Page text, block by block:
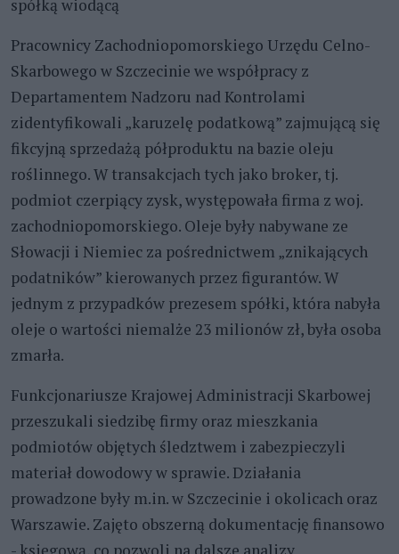
spółką wiodącą
Pracownicy Zachodniopomorskiego Urzędu Celno-
Skarbowego w Szczecinie we współpracy z
Departamentem Nadzoru nad Kontrolami
zidentyfikowali „karuzelę podatkową” zajmującą się
fikcyjną sprzedażą półproduktu na bazie oleju
roślinnego. W transakcjach tych jako broker, tj.
podmiot czerpiący zysk, występowała firma z woj.
zachodniopomorskiego. Oleje były nabywane ze
Słowacji i Niemiec za pośrednictwem „znikających
podatników” kierowanych przez figurantów. W
jednym z przypadków prezesem spółki, która nabyła
oleje o wartości niemalże 23 milionów zł, była osoba
zmarła.
Funkcjonariusze Krajowej Administracji Skarbowej
przeszukali siedzibę firmy oraz mieszkania
podmiotów objętych śledztwem i zabezpieczyli
materiał dowodowy w sprawie. Działania
prowadzone były m.in. w Szczecinie i okolicach oraz
Warszawie. Zajęto obszerną dokumentację finansowo
- księgową, co pozwoli na dalsze analizy